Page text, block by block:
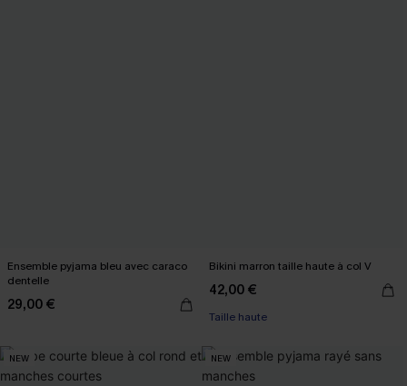
Ensemble pyjama bleu avec caraco
dentelle
29,00 €
Bikini marron taille haute à col V
42,00 €
Taille haute
NEW NEW